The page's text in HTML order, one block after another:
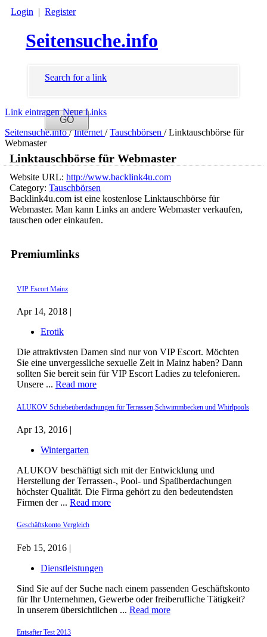
Login | Register
Seitensuche.info
Search for a link
Link eintragen Neue Links
Seitensuche.info/ Internet/ Tauschbörsen / Linktauschbörse für
Webmaster
Premiumlinks
VIP Escort Mainz
Apr 14, 2018 |
Erotik
Die attraktivsten Damen sind nur von VIP Escort. Möchten
Sie eine unvergessliche sexuelle Zeit in Mainz haben? Dann
sollten Sie bereit sein für VIP Escort Ladies zu telefonieren.
Unsere ... Read more
ALUKOV Schiebeüberdachungen für Terrassen,Schwimmbecken und Whirlpools
Apr 13, 2016 |
Wintergarten
ALUKOV beschäftigt sich mit der Entwicklung und
Herstellung der Terrassen-, Pool- und Spaüberdachungen
höchster Qualität. Die Firma gehört zu den bedeutendsten
Firmen der ... Read more
Geschäftskonto Vergleich
Feb 15, 2016 |
Dienstleistungen
Sind Sie auf der Suche nach einem passenden Geschäftskonto
für Ihr Unternehmen, Gewerbe oder freiberufliche Tätigkeit?
In unserem übersichtlichen ... Read more
Entsafter Test 2013
Linktauschbörse für Webmaster
Website URL: http://www.backlink4u.com
Category: Tauschbörsen
Backlink4u.com ist eine kostenlose Linktauschbörse für
Webmaster. Man kann Links an andere Webmaster verkaufen,
tauschen oder einkaufen.